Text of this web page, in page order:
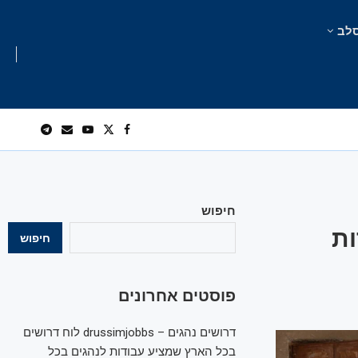
חיפוש
חיפוש
פוסטים אחרונים
דרושים נהגים – drussimjobbs לוח דרושים
בכל הארץ שמציע עבודות לנהגים בכל